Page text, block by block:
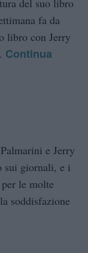
fa da
libro con Jerry
Continua
e Jerry
sui giornali, e i
le molte
soddisfazione